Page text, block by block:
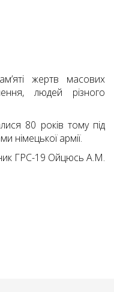
жертв масових
людей різного
80 років тому під
німецької армії.
ГРС-19 Ойцюсь А.М.